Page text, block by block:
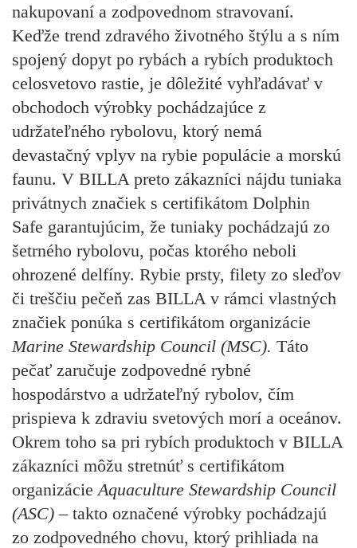
nakupovaní a zodpovednom stravovaní.
Keďže trend zdravého životného štýlu a s ním
spojený dopyt po rybách a rybích produktoch
celosvetovo rastie, je dôležité vyhľadávať v
obchodoch výrobky pochádzajúce z
udržateľného rybolovu, ktorý nemá
devastačný vplyv na rybie populácie a morskú
faunu. V BILLA preto zákazníci nájdu tuniaka
privátnych značiek s certifikátom Dolphin
Safe garantujúcim, že tuniaky pochádzajú zo
šetrného rybolovu, počas ktorého neboli
ohrozené delfíny. Rybie prsty, filety zo sleďov
či treščiu pečeň zas BILLA v rámci vlastných
značiek ponúka s certifikátom organizácie
Marine Stewardship Council (MSC). Táto
pečať zaručuje zodpovedné rybné
hospodárstvo a udržateľný rybolov, čím
prispieva k zdraviu svetových morí a oceánov.
Okrem toho sa pri rybích produktoch v BILLA
zákazníci môžu stretnúť s certifikátom
organizácie Aquaculture Stewardship Council
(ASC)– takto označené výrobky pochádzajú
zo zodpovedného chovu, ktorý prihliada na